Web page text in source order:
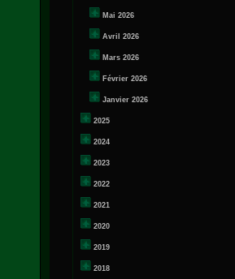
Mai 2026
Avril 2026
Mars 2026
Février 2026
Janvier 2026
2025
2024
2023
2022
2021
2020
2019
2018